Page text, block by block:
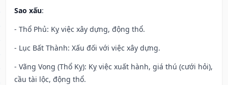
Sao xấu:
- Thổ Phủ: Kỵ việc xây dựng, động thổ.
- Lục Bất Thành: Xấu đối với việc xây dựng.
- Vãng Vong (Thổ Kỵ): Kỵ việc xuất hành, giá thú (cưới hỏi),
cầu tài lộc, động thổ.